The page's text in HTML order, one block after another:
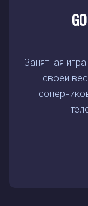
Занятная
своей